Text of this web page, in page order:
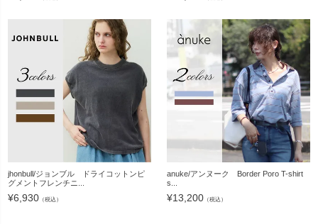
jhonbull/ジョンブル ドライコットンピ
グメントフレンチニ...
¥6,930 （税込）
anuke/アンヌーク Border Poro T-shirt
s...
¥13,200 （税込）